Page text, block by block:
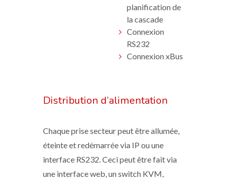
planification de
la cascade
Connexion
RS232
Connexion xBus
Distribution d’alimentation
Chaque prise secteur peut être allumée,
éteinte et redémarrée via IP ou une
interface RS232. Ceci peut être fait via
une interface web, un switch KVM,